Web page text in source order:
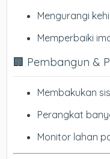
Mengurangi
Memperbaiki
🏢 Pembangun &
Membakukan
Perangkat
Monitor lahan